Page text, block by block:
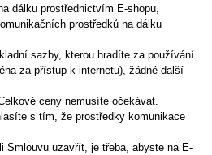
dálku prostřednictvím E-shopu,
prostředků na dálku
sazby, kterou hradíte za používání
za přístup k internetu), žádné další
ceny nemusíte očekávat.
s tím, že prostředky komunikace
uzavřít, je třeba, abyste na E-